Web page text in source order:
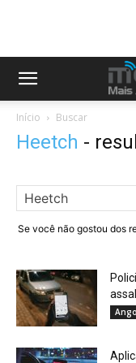
Início Buscar
Heetch -
Se você não gostou dos